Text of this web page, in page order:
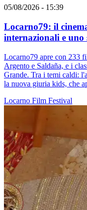
05/08/2026 - 15:39
Locarno79: il
internazionali e
Locarno79 apre con 233
Argento e Saldaña, e i
Grande. Tra i temi caldi:
la nuova giuria kids, che
Locarno Film Festival